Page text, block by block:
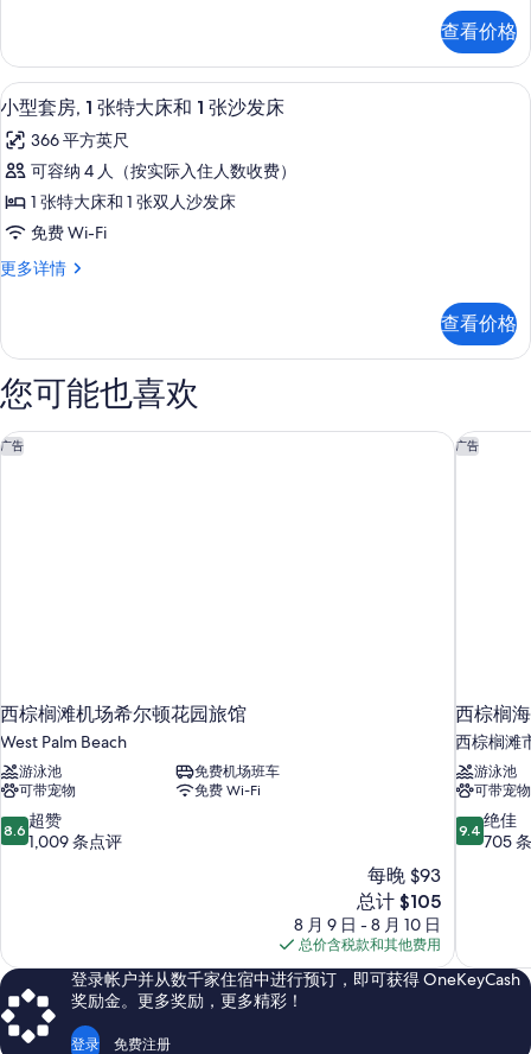
无
障
碍,
浴
缸
(Hearing)
的
所
片
大
床,
无
碍,
浴
(Hearing)
更
信
查看价格
显
示
小
型
套
1
特
床
和
1
照
片
42-英寸纯平电视（配备有线频道）、
9
小型套房, 1 张特大床和 1 张沙发床
366 平方英尺
可容纳 4 人（按实际入住人数收费）
1 张特大床和 1 张双人沙发床
免费 Wi-Fi
更多详情
小
1
张
特
大
床
和
查看价格
您可能也喜欢
广告
西棕榈滩机场希尔顿花园旅馆
West Palm Beach
游泳池
免费机场班车
可带宠物
免费 Wi-Fi
8.6
分，
1,009
条
点
评
8.6 超赞
1,009 条点评
每晚 $93
新
价
格
$105
总计 $105
8 月 9 日 - 8 月 10 日
总价含税款和其他费用
西棕榈滩机场希尔顿花园旅馆 广告
西棕榈
西棕榈滩
游泳池
可带宠物
9.4
分，
705
条
9.4 绝佳
705
西棕榈
登录帐户并从数千家住宿中进行预订，即可获得 OneKeyCash
奖励金。更多奖励，更多精彩！
登录 免费注册